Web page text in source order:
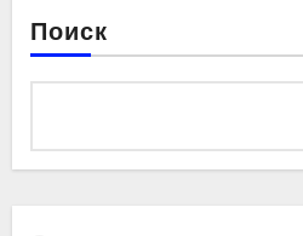
Поиск